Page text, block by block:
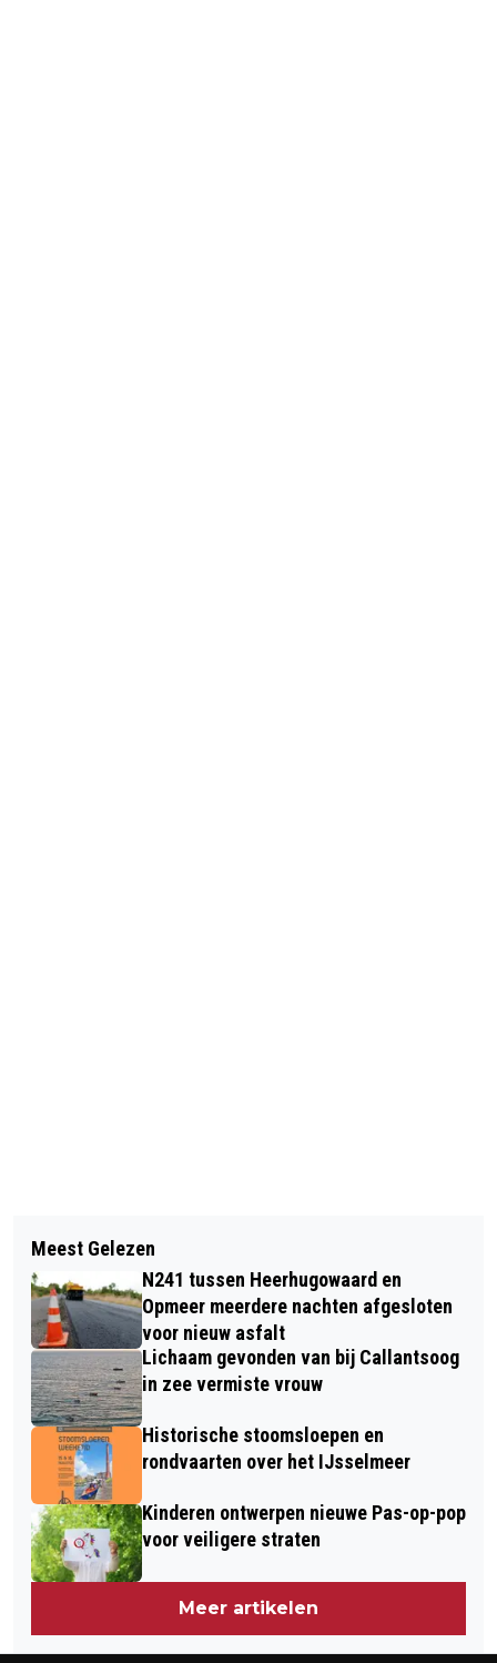
ALKMAAR SPORT ORGANISEERT
LEUKE SPORTACTIVITEITEN IN DE
MEIVAKANTIE
ARZV ROEI ORGANISEERT
LANDELIJKE WEDSTRIJD MET 110
BOTEN
Meest Gelezen
N241 tussen Heerhugowaard en
Opmeer meerdere nachten afgesloten
voor nieuw asfalt
Lichaam gevonden van bij Callantsoog
in zee vermiste vrouw
Historische stoomsloepen en
rondvaarten over het IJsselmeer
Kinderen ontwerpen nieuwe Pas-op-pop
voor veiligere straten
Meer artikelen